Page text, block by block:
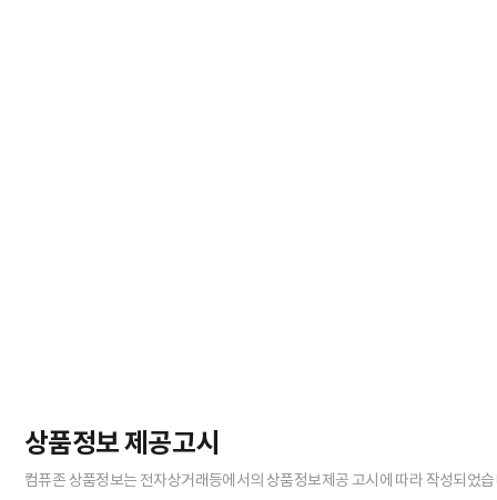
상품정보 제공고시
컴퓨존 상품정보는 전자상거래등에서의 상품정보제공 고시에 따라 작성되었습